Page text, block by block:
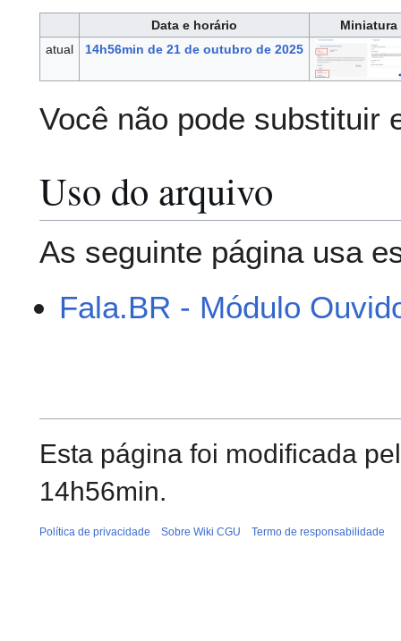
Data e horário
Miniatura
atual
14h56min de 21 de outubro de 2025
Você não pode substituir
Uso do arquivo
As seguinte página usa
Fala.BR - Módulo
Esta página foi modificada
14h56min.
Política de privacidade Sobre Wiki CGU Termo de responsabilidade